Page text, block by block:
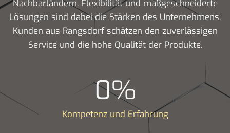
Nachbarländern. Flexibilität und maßgeschneiderte
Lösungen sind dabei die Stärken des Unternehmens.
Kunden aus Rangsdorf schätzen den zuverlässigen
Service und die hohe Qualität der Produkte.
0%
Kompetenz und Erfahrung